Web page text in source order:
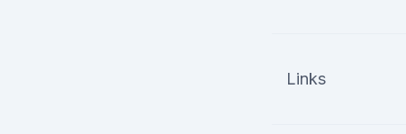
Links